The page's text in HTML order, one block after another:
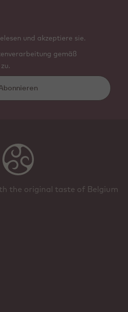
und akzeptiere sie.
gemäß
the original taste of Belgium